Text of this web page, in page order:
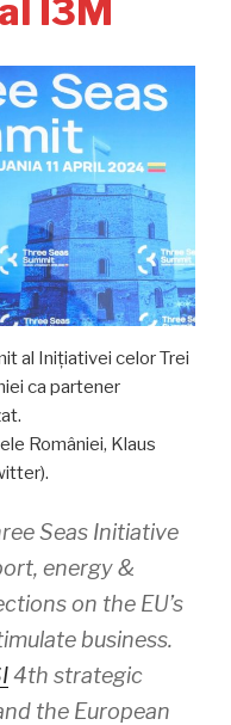
I3M
al Inițiativei celor Trei
ca partener
României, Klaus
Seas Initiative
energy &
on the EU’s
business.
4th strategic
the European